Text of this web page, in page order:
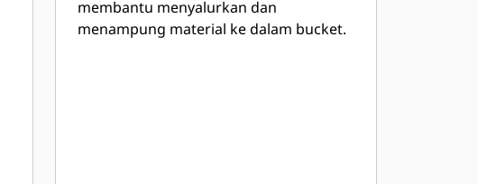
membantu menyalurkan dan
menampung material ke dalam bucket.